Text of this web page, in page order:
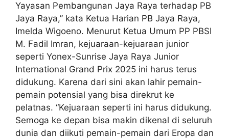
Yayasan Pembangunan Jaya Raya terhadap PB
Jaya Raya,” kata Ketua Harian PB Jaya Raya,
Imelda Wigoeno. Menurut Ketua Umum PP PBSI
M. Fadil Imran, kejuaraan-kejuaraan junior
seperti Yonex-Sunrise Jaya Raya Junior
International Grand Prix 2025 ini harus terus
didukung. Karena dari sini akan lahir pemain-
pemain potensial yang bisa direkrut ke
pelatnas. “Kejuaraan seperti ini harus didukung.
Semoga ke depan bisa makin dikenal di seluruh
dunia dan diikuti pemain-pemain dari Eropa dan